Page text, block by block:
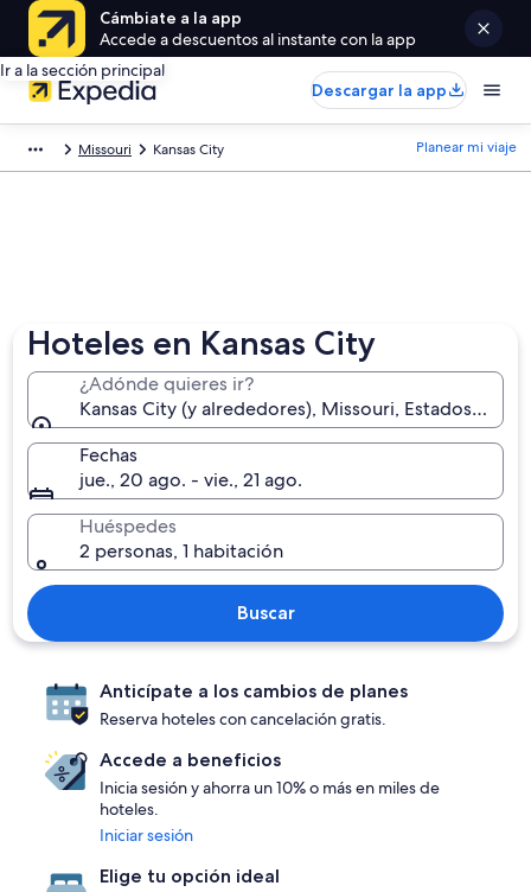
Cámbiate a la app
Accede a descuentos al instante con la app
Ir a la sección principal
Descargar la app
Missouri Kansas City Planear mi viaje
Hoteles en Kansas City
¿Adónde quieres ir?
Kansas City (y alrededores), Missouri, Estados
Fechas
jue., 20 ago. - vie., 21 ago.
Huéspedes
2 personas, 1 habitación
Buscar
Anticípate a los cambios de planes
Reserva hoteles con cancelación gratis.
Accede a beneficios
Inicia sesión y ahorra un 10% o más en miles de
hoteles.
Iniciar sesión
Elige tu opción ideal